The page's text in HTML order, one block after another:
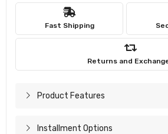
Fast Shipping
Returns and
Product Features
Installment Options